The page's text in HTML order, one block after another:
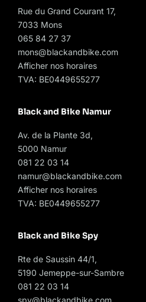
Rue du Grand Courant 17,
7033 Mons
065 84 27 37
mons@blackandbike.com
Afficher nos horaires
TVA: BE0449655277
Black and Bike Namur
Av. de la Plante 3d,
5000 Namur
081 22 03 14
namur@blackandbike.com
Afficher nos horaires
TVA: BE0449655277
Black and Bike Spy
Rte de Saussin 44/1,
5190 Jemeppe-sur-Sambre
081 22 03 14
spy@blackandbike.com